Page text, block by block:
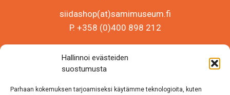
Hallinnoi evästeiden
suostumusta
Parhaan kokemuksen tarjoamiseksi käytämme teknologioita, kuten
siidashop(at)samimuseum.fi
P. +358 (0)400 898 212
Y-tunnus 0625907-2